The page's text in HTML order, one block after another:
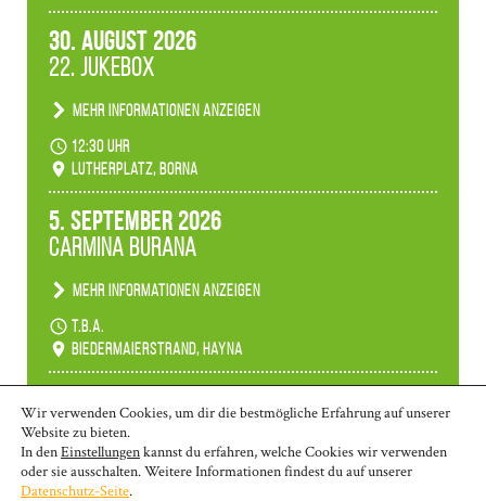
30. August 2026
22. Jukebox
Mehr Informationen anzeigen
Anlässlicher der 775-Jahrfeier der Stadt Borna
spielen wir noch einmal unser aktuelles
Jukeboxprogramm zum Stadtfest.
12:30 Uhr
Lutherplatz, Borna
5. September 2026
Carmina Burana
Mehr Informationen anzeigen
Tanztheater der Quertänzer Borna.
t.b.a.
Biedermaierstrand, Hayna
Mehr Termine anzeigen
© 2026 | Borna: 03433-26 970 | Markkleeberg: 0341-35 80 463 | Wurzen:
Wir verwenden Cookies, um dir die bestmögliche Erfahrung auf unserer
Website zu bieten.
In denEinstellungenkannst du erfahren, welche Cookies wir verwenden
oder sie ausschalten. Weitere Informationen findest du auf unserer
Datenschutz-Seite.